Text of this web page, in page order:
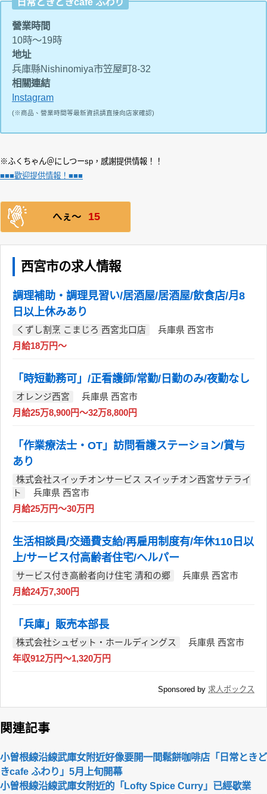
營業時間
10時～19時
地址
兵庫縣Nishinomiya市笠屋町8-32
相關連結
Instagram
(※商品、營業時間等最新資訊請直接向店家確認)
※ふくちゃん＠にしつーsp，感謝提供情報！！
■■■歡迎提供情報！■■■
へぇ〜 15
西宮市の求人情報
調理補助・調理見習い/居酒屋/居酒屋/飲食店/月8
日以上休みあり
くずし割烹 こまじろ 西宮北口店
兵庫県 西宮市
月給18万円～
「時短勤務可」/正看護師/常勤/日勤のみ/夜勤なし
オレンジ西宮
兵庫県 西宮市
月給25万8,900円～32万8,800円
「作業療法士・OT」訪問看護ステーション/賞与
あり
株式会社スイッチオンサービス スイッチオン西宮サテライ
ト
兵庫県 西宮市
月給25万円～30万円
生活相談員/交通費支給/再雇用制度有/年休110日以
上/サービス付高齢者住宅/ヘルパー
サービス付き高齢者向け住宅 清和の郷
兵庫県 西宮市
月給24万7,300円
「兵庫」販売本部長
株式会社シュゼット・ホールディングス
兵庫県 西宮市
年収912万円～1,320万円
Sponsored by 求人ボックス
関連記事
小曽根線沿線武庫女附近好像要開一間鬆餅咖啡店「日常ときど
きcafe ふわり」5月上旬開幕
小曽根線沿線武庫女附近的「Lofty Spice Curry」已經歇業